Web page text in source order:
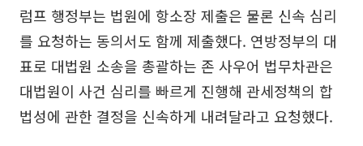
럼프 행정부는 법원에 항소장 제출은 물론 신속 심리
를 요청하는 동의서도 함께 제출했다. 연방정부의 대
표로 대법원 소송을 총괄하는 존 사우어 법무차관은
대법원이 사건 심리를 빠르게 진행해 관세정책의 합
법성에 관한 결정을 신속하게 내려달라고 요청했다.